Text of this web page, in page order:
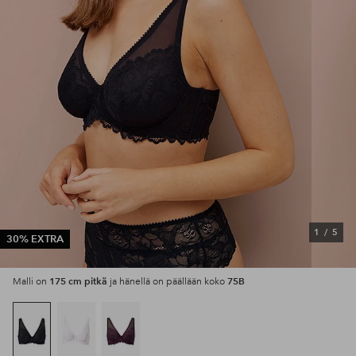
30% EXTRA
1 / 5
Malli on 175 cm pitkä ja hänellä on päällään koko 75B